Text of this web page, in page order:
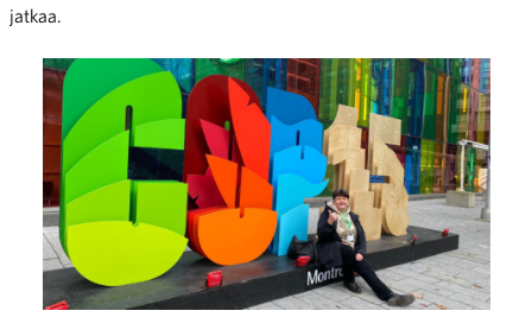
jatkaa.